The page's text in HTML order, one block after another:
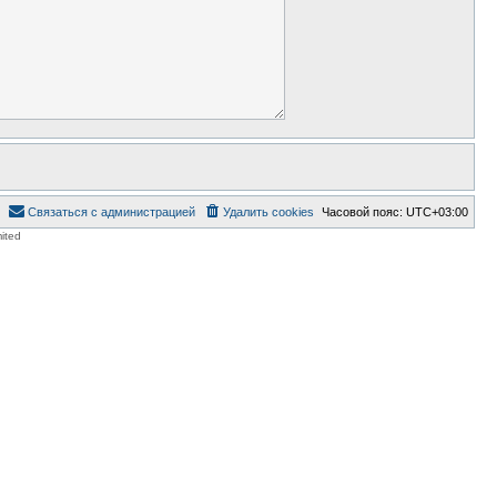
Часовой пояс: UTC+03:00
Удалить cookies
Связаться с администрацией